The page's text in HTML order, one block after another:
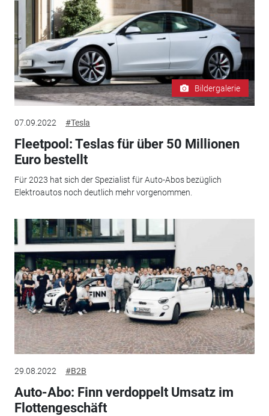
Bildergalerie
07.09.2022 #Tesla
Fleetpool: Teslas für über 50 Millionen
Euro bestellt
Für 2023 hat sich der Spezialist für Auto-Abos bezüglich
Elektroautos noch deutlich mehr vorgenommen.
29.08.2022 #B2B
Auto-Abo: Finn verdoppelt Umsatz im
Flottengeschäft